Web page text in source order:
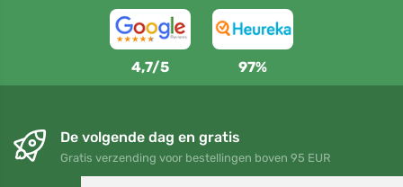
4,7/5 97%
De volgende dag en gratis
Gratis verzending voor bestellingen boven 95 EUR